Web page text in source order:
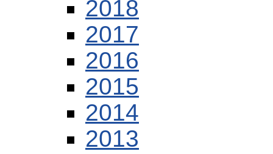
2018
2017
2016
2015
2014
2013